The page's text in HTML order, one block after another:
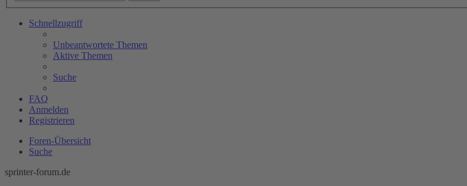
Schnellzugriff
Unbeantwortete Themen
Aktive Themen
Suche
FAQ
Anmelden
Registrieren
Foren-Übersicht
Suche
sprinter-forum.de